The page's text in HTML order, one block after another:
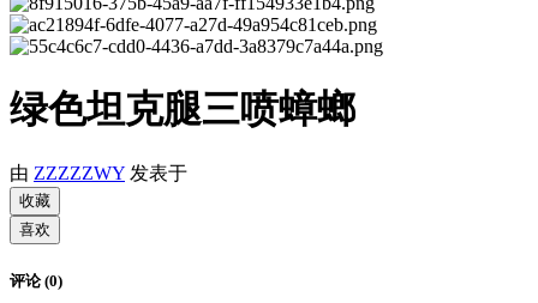
绿色坦克腿三喷蟑螂
由 ZZZZZWY 发表于
收藏
喜欢
评论 (0)